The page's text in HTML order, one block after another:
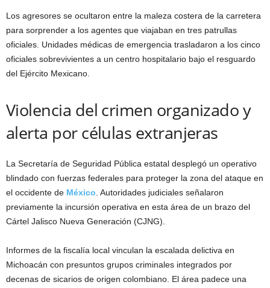
Los agresores se ocultaron entre la maleza costera de la carretera
para sorprender a los agentes que viajaban en tres patrullas
oficiales. Unidades médicas de emergencia trasladaron a los cinco
oficiales sobrevivientes a un centro hospitalario bajo el resguardo
del Ejército Mexicano.
Violencia del crimen organizado y
alerta por células extranjeras
La Secretaría de Seguridad Pública estatal desplegó un operativo
blindado con fuerzas federales para proteger la zona del ataque en
el occidente de México. Autoridades judiciales señalaron
previamente la incursión operativa en esta área de un brazo del
Cártel Jalisco Nueva Generación (CJNG).
Informes de la fiscalía local vinculan la escalada delictiva en
Michoacán con presuntos grupos criminales integrados por
decenas de sicarios de origen colombiano. El área padece una